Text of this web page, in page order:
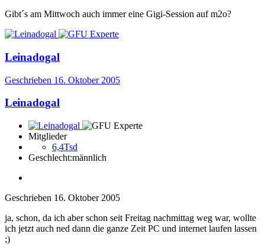
Gibt´s am Mittwoch auch immer eine Gigi-Session auf m2o?
Leinadogal
Geschrieben 16. Oktober 2005
Leinadogal
Mitglieder
6,4Tsd
Geschlecht:männlich
Geschrieben 16. Oktober 2005
ja, schon, da ich aber schon seit Freitag nachmittag weg war, wollte
ich jetzt auch ned dann die ganze Zeit PC und internet laufen lassen
;)